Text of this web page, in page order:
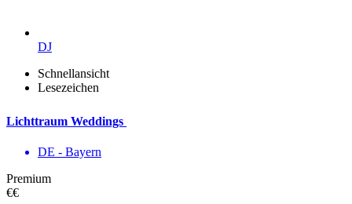
DJ
Schnellansicht
Lesezeichen
Lichttraum Weddings
DE - Bayern
Premium
€€